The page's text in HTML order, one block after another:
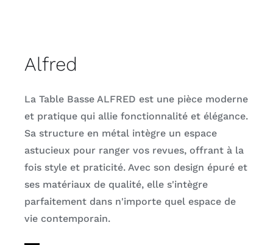
Alfred
La Table Basse ALFRED est une pièce moderne
et pratique qui allie fonctionnalité et élégance.
Sa structure en métal intègre un espace
astucieux pour ranger vos revues, offrant à la
fois style et praticité. Avec son design épuré et
ses matériaux de qualité, elle s'intègre
parfaitement dans n'importe quel espace de
vie contemporain.